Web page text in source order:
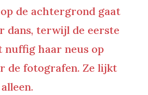
de achtergrond gaat
dans, terwijl de eerste
nuffig haar neus op
de fotografen. Ze lijkt